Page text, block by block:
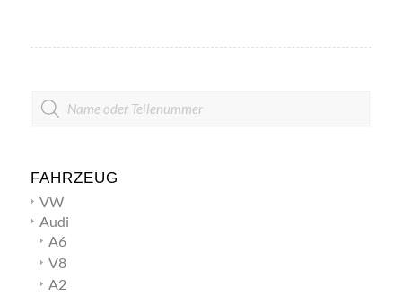
PRODUKTSUCHE
FAHRZEUG
VW
Audi
A6
V8
A2